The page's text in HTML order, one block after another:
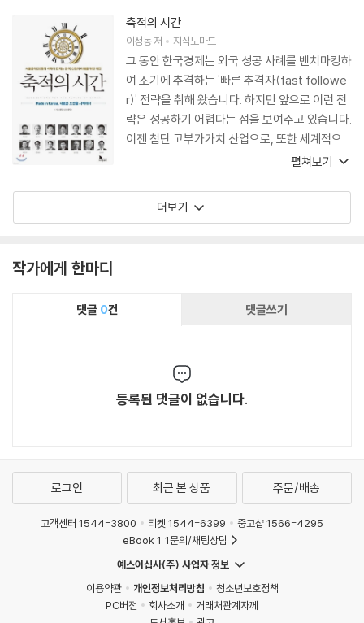
기술, 퀀텀 컴퓨팅 등등. 미래사회의 변화의 양상
과 대응방향을 고민하기 위해 반드시 읽어봐야 할
책입니다.
축적의 시간
이정동저 지식노마드
그 동안 한국경제는 외국 성공 사례를 벤치마킹하
여 조기에 추격하는 '빠른 추격자(fast followe
r)' 전략을 취해 왔습니다. 하지만 앞으로 이런 전
략은 성공하기 어렵다는 점을 보여주고 있습니다.
이젠 첨단 고부가가치 산업으로, 또한 세계적으
로 새로운 산업을 리드하는 선도자(first move
이 책은 그 구체적 방법론을 다루고 있습니다. 우
리 사회 전체의 틀을 바꾸어 국가적인 차원에서
펼쳐보기
더보기
작가에게 한마디
댓글 0건 댓글쓰기
등록된 댓글이 없습니다.
로그인 최근 본 상품 주문/배송
고객센터 1544-3800 티켓 1544-6399
중고샵 1566-4295
eBook 1:1문의/채팅상담
예스이십사(주) 사업자 정보
이용약관
개인정보처리방침
청소년보호정책
PC버전
회사소개
거래처관계자께